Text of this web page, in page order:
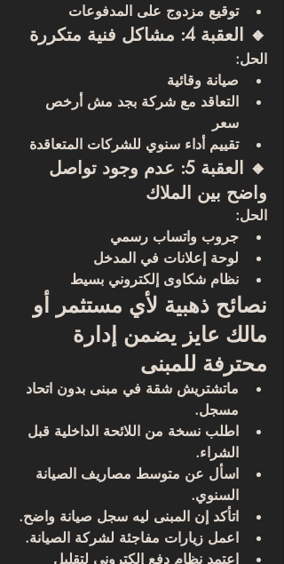
توقيع مزدوج على المدفوعات
🔸 العقبة 4: مشاكل فنية متكررة
الحل:
صيانة وقائية
التعاقد مع شركة بجد مش أرخص
سعر
تقييم أداء سنوي للشركات المتعاقدة
🔸 العقبة 5: عدم وجود تواصل
واضح بين الملاك
الحل:
جروب واتساب رسمي
لوحة إعلانات في المدخل
نظام شكاوى إلكتروني بسيط
نصائح ذهبية لأي مستثمر أو
مالك عايز يضمن إدارة
محترفة للمبنى
ماتشتريش شقة في مبنى بدون اتحاد
مسجل.
اطلب نسخة من اللائحة الداخلية قبل
الشراء.
اسأل عن متوسط مصاريف الصيانة
السنوي.
اتأكد إن المبنى ليه سجل صيانة واضح.
اعمل زيارات مفاجئة لشركة الصيانة.
اعتمد نظام دفع إلكتروني لتقليل